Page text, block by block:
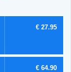
€ 27.95
€ 64.90